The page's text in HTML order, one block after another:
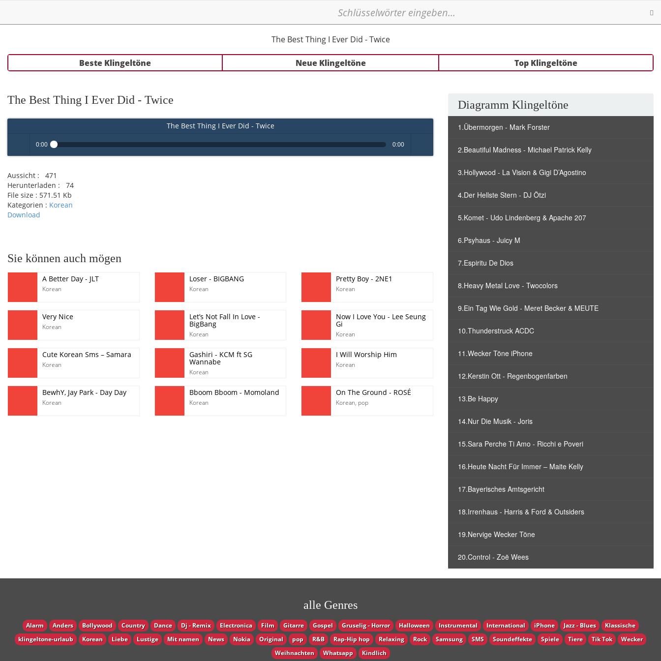
The Best Thing I Ever Did - Twice
Beste Klingeltöne Neue Klingeltöne Top Klingeltöne
The Best Thing I Ever Did - Twice
The Best Thing I Ever Did - Twice
Play /
0:00 0:00
Aussicht :
471
Herunterladen :
74
File size : 571.51 Kb
Kategorien : Korean
Download
Sie können auch mögen
A Better Day - JLT
Korean
Loser - BIGBANG
Korean
Pretty Boy - 2NE1
Korean
Very Nice
Korean
Let’s Not Fall In Love -
BigBang
Korean
Now I Love You - Lee Seung
Gi
Korean
Cute Korean Sms – Samara
Korean
Gashiri - KCM ft SG
Wannabe
Korean
I Will Worship Him
Korean
BewhY, Jay Park - Day Day
Korean
Bboom Bboom - Momoland
Korean
On The Ground - ROSÉ
Korean, pop
Diagramm Klingeltöne
1.Übermorgen - Mark Forster
2.Beautiful Madness - Michael Patrick Kelly
3.Hollywood - La Vision & Gigi D’Agostino
4.Der Hellste Stern - DJ Ötzi
5.Komet - Udo Lindenberg & Apache 207
6.Psyhaus - Juicy M
7.Espiritu De Dios
8.Heavy Metal Love - Twocolors
9.Ein Tag Wie Gold - Meret Becker & MEUTE
10.Thunderstruck ACDC
11.Wecker Töne iPhone
12.Kerstin Ott - Regenbogenfarben
13.Be Happy
14.Nur Die Musik - Joris
15.Sara Perche Ti Amo - Ricchi e Poveri
16.Heute Nacht Für Immer – Maite Kelly
17.Bayerisches Amtsgericht
18.Irrenhaus - Harris & Ford & Outsiders
19.Nervige Wecker Töne
20.Control - Zoë Wees
alle Genres
Alarm Anders Bollywood Country Dance Dj - Remix Electronica Film Gitarre Gospel Gruselig - Horror Halloween Instrumental International iPhone Jazz - Blues
Klassische
klingeltone-urlaub
Korean Liebe Lustige Mit namen News Nokia Original pop R&B Rap-Hip hop Relaxing Rock Samsung SMS Soundeffekte Spiele Tiere Tik Tok
Wecker
Weihnachten
Whatsapp Кindlich